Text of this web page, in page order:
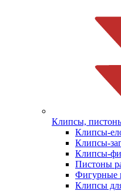
Клипсы,
Клипсы-
Клипсы-
Клипсы-
Пистоны
Фигурные
Клипсы